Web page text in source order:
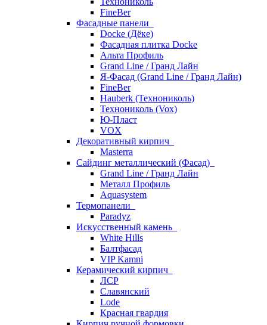
FineBer
Фасадные панели
Docke (Дёке)
Фасадная плитка Docke
Альта Профиль
Grand Line / Гранд Лайн
Я-Фасад (Grand Line / Гранд Лайн)
FineBer
Hauberk (Технониколь)
Технониколь (Vox)
Ю-Пласт
VOX
Декоративный кирпич
Masterra
Сайдинг металлический (Фасад)
Grand Line / Гранд Лайн
Металл Профиль
Aquasystem
Термопанели
Paradyz
Искусственный камень
White Hills
Балтфасад
VIP Kamni
Керамический кирпич
ЛСР
Славянский
Lode
Красная гвардия